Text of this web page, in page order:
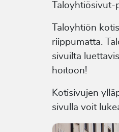
Taloyhtiön
riippumatta.
sivuilta
hoitoon!
Kotisivujen
sivulla voit